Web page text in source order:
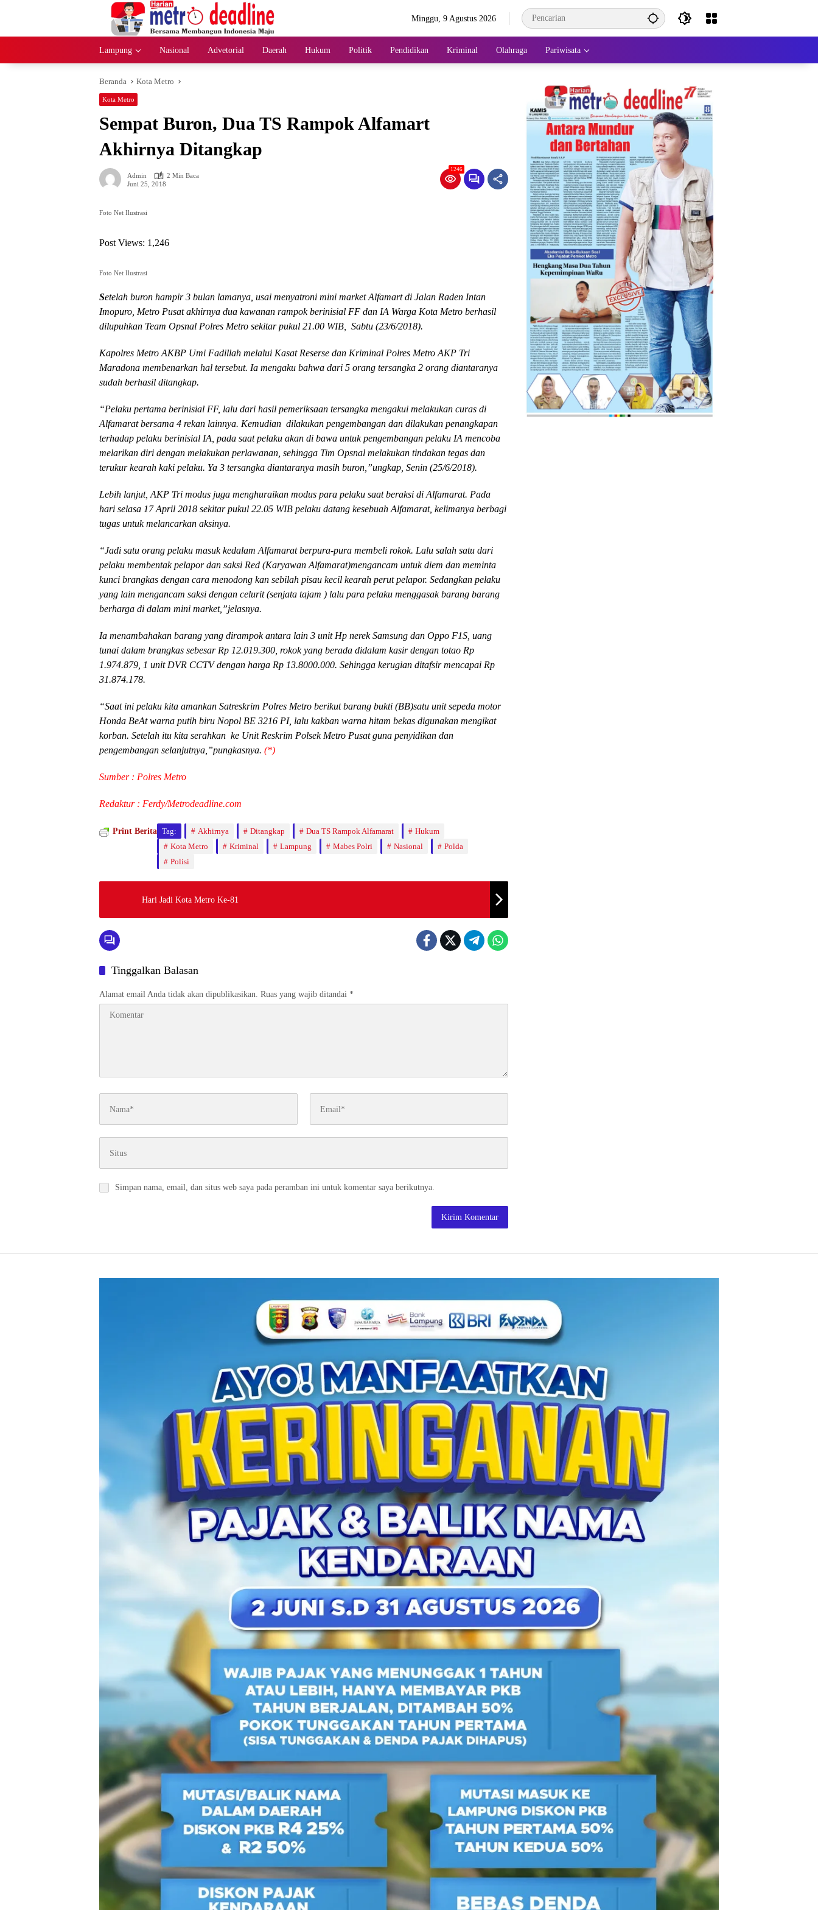
Minggu, 9 Agustus 2026
Lampung Nasional Advetorial Daerah Hukum Politik Pendidikan Kriminal Olahraga Pariwisata
Beranda Kota Metro
Kota Metro
Sempat Buron, Dua TS Rampok Alfamart
Akhirnya Ditangkap
Admin
2 Min Baca
Juni 25, 2018
1246
Foto Net Ilustrasi
Post Views: 1,246
Foto Net Ilustrasi
Setelah buron hampir 3 bulan lamanya, usai menyatroni mini market Alfamart di Jalan Raden Intan
Imopuro, Metro Pusat akhirnya dua kawanan rampok berinisial FF dan IA Warga Kota Metro berhasil
dilupuhkan Team Opsnal Polres Metro sekitar pukul 21.00 WIB, Sabtu (23/6/2018).
Kapolres Metro AKBP Umi Fadillah melalui Kasat Reserse dan Kriminal Polres Metro AKP Tri
Maradona membenarkan hal tersebut. Ia mengaku bahwa dari 5 orang tersangka 2 orang diantaranya
sudah berhasil ditangkap.
“Pelaku pertama berinisial FF, lalu dari hasil pemeriksaan tersangka mengakui melakukan curas di
Alfamarat bersama 4 rekan lainnya. Kemudian dilakukan pengembangan dan dilakukan penangkapan
terhadap pelaku berinisial IA, pada saat pelaku akan di bawa untuk pengembangan pelaku IA mencoba
melarikan diri dengan melakukan perlawanan, sehingga Tim Opsnal melakukan tindakan tegas dan
terukur kearah kaki pelaku. Ya 3 tersangka diantaranya masih buron,”ungkap, Senin (25/6/2018).
Lebih lanjut, AKP Tri modus juga menghuraikan modus para pelaku saat beraksi di Alfamarat. Pada
hari selasa 17 April 2018 sekitar pukul 22.05 WIB pelaku datang kesebuah Alfamarat, kelimanya berbagi
tugas untuk melancarkan aksinya.
“Jadi satu orang pelaku masuk kedalam Alfamarat berpura-pura membeli rokok. Lalu salah satu dari
pelaku membentak pelapor dan saksi Red (Karyawan Alfamarat)mengancam untuk diem dan meminta
kunci brangkas dengan cara menodong kan sebilah pisau kecil kearah perut pelapor. Sedangkan pelaku
yang lain mengancam saksi dengan celurit (senjata tajam ) lalu para pelaku menggasak barang barang
berharga di dalam mini market,”jelasnya.
Ia menambahakan barang yang dirampok antara lain 3 unit Hp nerek Samsung dan Oppo F1S, uang
tunai dalam brangkas sebesar Rp 12.019.300, rokok yang berada didalam kasir dengan totao Rp
1.974.879, 1 unit DVR CCTV dengan harga Rp 13.8000.000. Sehingga kerugian ditafsir mencapai Rp
31.874.178.
“Saat ini pelaku kita amankan Satreskrim Polres Metro berikut barang bukti (BB)satu unit sepeda motor
Honda BeAt warna putih biru Nopol BE 3216 PI, lalu kakban warna hitam bekas digunakan mengikat
korban. Setelah itu kita serahkan ke Unit Reskrim Polsek Metro Pusat guna penyidikan dan
pengembangan selanjutnya,”pungkasnya. (*)
Sumber : Polres Metro
Redaktur : Ferdy/Metrodeadline.com
Print Berita Tag: Akhirnya Ditangkap Dua TS Rampok Alfamarat
Hukum
Kota Metro
Kriminal Lampung Mabes Polri Nasional
Polda
Polisi
Hari Jadi Kota Metro Ke-81
Tinggalkan Balasan
Alamat email Anda tidak akan dipublikasikan. Ruas yang wajib ditandai *
Simpan nama, email, dan situs web saya pada peramban ini untuk komentar saya berikutnya.